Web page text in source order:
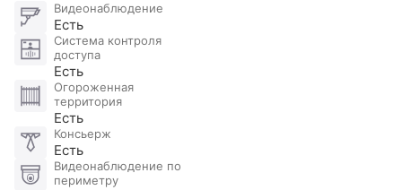
Видеонаблюдение
Есть
Система контроля
доступа
Есть
Огороженная
территория
Есть
Консьерж
Есть
Видеонаблюдение по
периметру